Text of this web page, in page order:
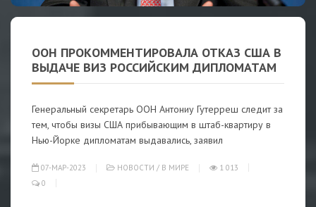
ООН ПРОКОММЕНТИРОВАЛА ОТКАЗ США В
ВЫДАЧЕ ВИЗ РОССИЙСКИМ ДИПЛОМАТАМ
Генеральный секретарь ООН Антониу Гутерреш следит за
тем, чтобы визы США прибывающим в штаб-квартиру в
Нью-Йорке дипломатам выдавались, заявил
07-МАР-2023 НОВОСТИ / В МИРЕ
1 013
0